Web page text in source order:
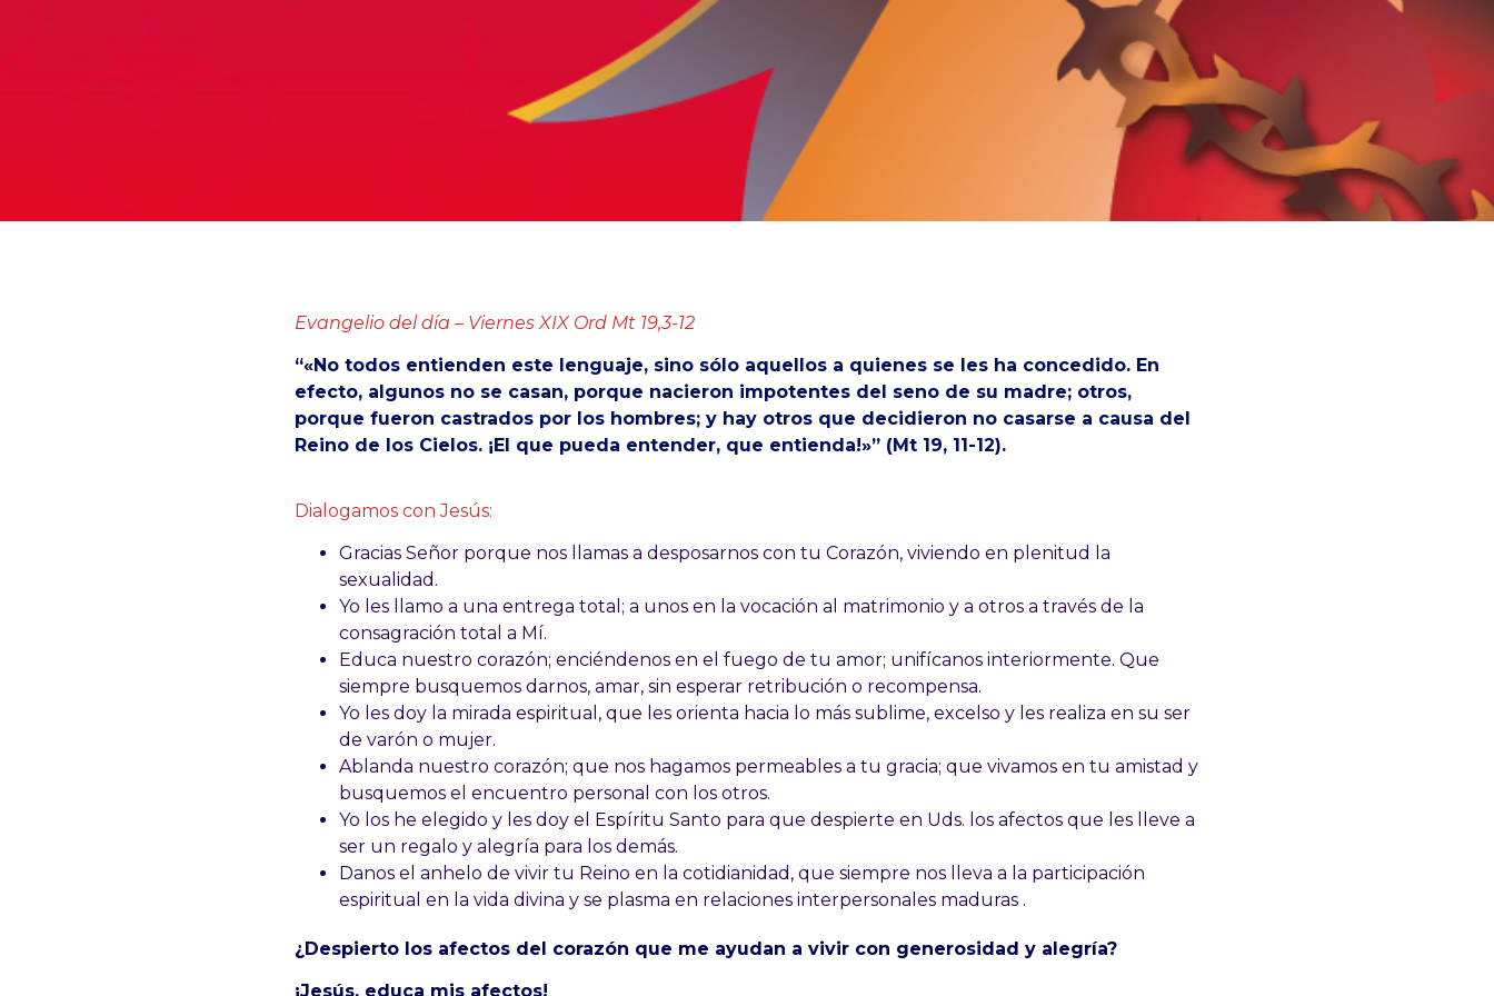
Evangelio del día – Viernes XIX Ord Mt 19,3-12
“«No todos entienden este lenguaje, sino sólo aquellos a quienes se les ha concedido. En
efecto, algunos no se casan, porque nacieron impotentes del seno de su madre; otros,
porque fueron castrados por los hombres; y hay otros que decidieron no casarse a causa del
Reino de los Cielos. ¡El que pueda entender, que entienda!»” (Mt 19, 11-12).
Dialogamos con Jesús:
Gracias Señor porque nos llamas a desposarnos con tu Corazón, viviendo en plenitud la
sexualidad.
Yo les llamo a una entrega total; a unos en la vocación al matrimonio y a otros a través de la
consagración total a Mí.
Educa nuestro corazón; enciéndenos en el fuego de tu amor; unifícanos interiormente. Que
siempre busquemos darnos, amar, sin esperar retribución o recompensa.
Yo les doy la mirada espiritual, que les orienta hacia lo más sublime, excelso y les realiza en su ser
de varón o mujer.
Ablanda nuestro corazón; que nos hagamos permeables a tu gracia; que vivamos en tu amistad y
busquemos el encuentro personal con los otros.
Yo los he elegido y les doy el Espíritu Santo para que despierte en Uds. los afectos que les lleve a
ser un regalo y alegría para los demás.
Danos el anhelo de vivir tu Reino en la cotidianidad, que siempre nos lleva a la participación
espiritual en la vida divina y se plasma en relaciones interpersonales maduras .
¿Despierto los afectos del corazón que me ayudan a vivir con generosidad y alegría?
¡Jesús, educa mis afectos!